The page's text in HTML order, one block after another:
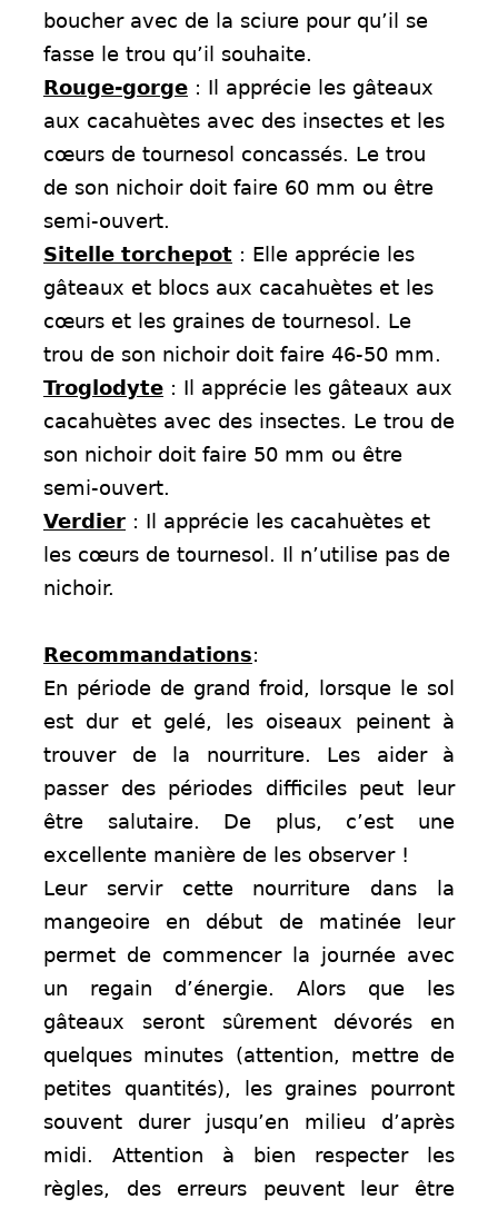
boucher avec de la sciure pour qu’il se
fasse le trou qu’il souhaite.
Rouge-gorge : Il apprécie les gâteaux
aux cacahuètes avec des insectes et les
cœurs de tournesol concassés. Le trou
de son nichoir doit faire 60 mm ou être
semi-ouvert.
Sitelle torchepot : Elle apprécie les
gâteaux et blocs aux cacahuètes et les
cœurs et les graines de tournesol. Le
trou de son nichoir doit faire 46-50 mm.
Troglodyte : Il apprécie les gâteaux aux
cacahuètes avec des insectes. Le trou de
son nichoir doit faire 50 mm ou être
semi-ouvert.
Verdier : Il apprécie les cacahuètes et
les cœurs de tournesol. Il n’utilise pas de
nichoir.
Recommandations:
En période de grand froid, lorsque le sol
est dur et gelé, les oiseaux peinent à
trouver de la nourriture. Les aider à
passer des périodes difficiles peut leur
être salutaire. De plus, c’est une
excellente manière de les observer !
Leur servir cette nourriture dans la
mangeoire en début de matinée leur
permet de commencer la journée avec
un regain d’énergie. Alors que les
gâteaux seront sûrement dévorés en
quelques minutes (attention, mettre de
petites quantités), les graines pourront
souvent durer jusqu’en milieu d’après
midi. Attention à bien respecter les
règles, des erreurs peuvent leur être